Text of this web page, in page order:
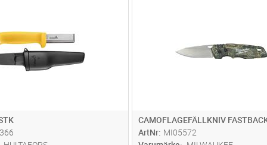
...läs mer
CAMOFLAGEFÄLLKNIV FASTBACK
ArtNr MI05572